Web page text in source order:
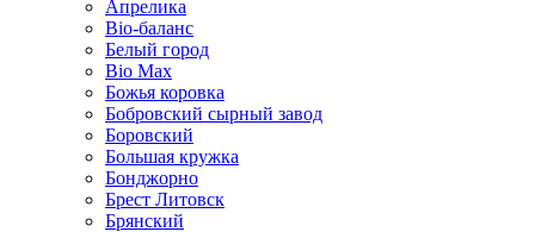
Апрелика
Bio-баланс
Белый город
Bio Max
Божья коровка
Бобровский сырный завод
Боровский
Большая кружка
Бонджорно
Брест Литовск
Брянский